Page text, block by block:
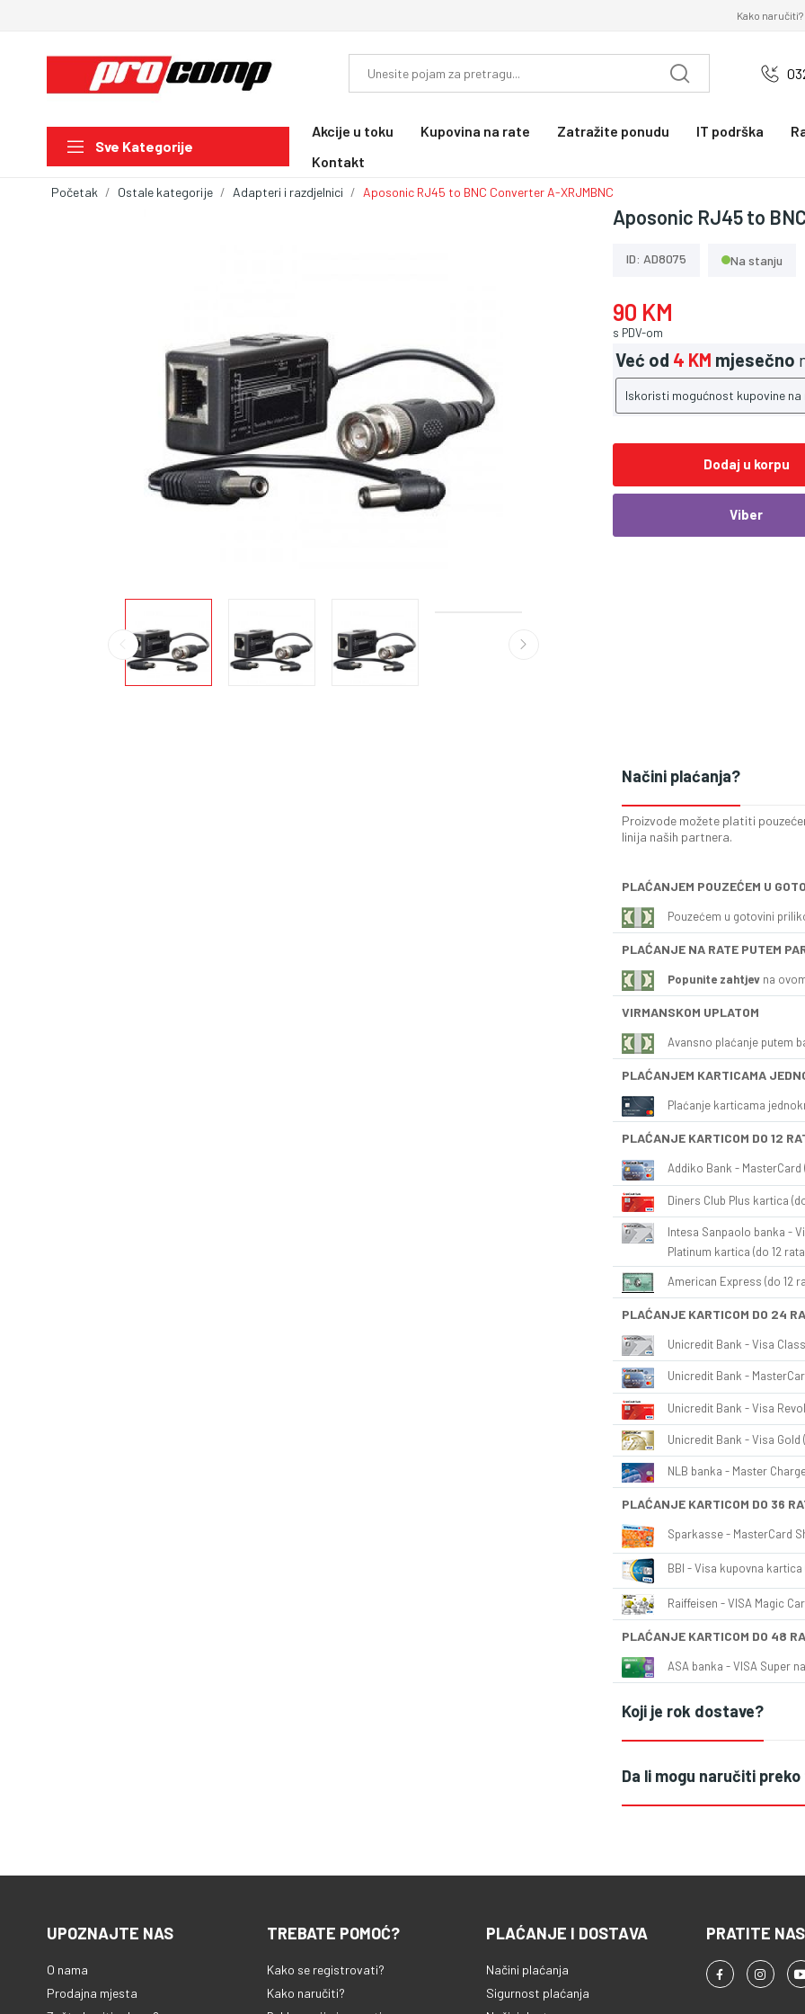
Kako naručiti?
Sve Kategorije
Akcije u toku Kupovina na rate Zatražite ponudu IT podrška
Kontakt
Početak Ostale kategorije Adapteri i razdjelnici Aposonic RJ45 to BNC Converter A-XRJMBNC
Aposonic RJ45 to
ID: AD8075 Na stanju
90 KM
s PDV-om
Već od 4 KM mjesečno
Iskoristi mogućnost kupovine
Dodaj u korpu
Viber
Načini plaćanja?
Proizvode možete platiti
linija naših partnera.
PLAĆANJEM POUZEĆEM U
Pouzećem u gotovini
PLAĆANJE NA RATE PUTEM
Popunite zahtjev na
VIRMANSKOM UPLATOM
Avansno plaćanje putem
PLAĆANJEM KARTICAMA
Plaćanje karticama
PLAĆANJE KARTICOM DO 12
Addiko Bank - MasterCard
Diners Club Plus kartica
Intesa Sanpaolo banka -
Platinum kartica (do 12
American Express (do 12
PLAĆANJE KARTICOM DO 24
Unicredit Bank - Visa
Unicredit Bank -
Unicredit Bank - Visa
Unicredit Bank - Visa Gold
NLB banka - Master
PLAĆANJE KARTICOM DO 36
Sparkasse - MasterCard
BBI - Visa kupovna kartica
Raiffeisen - VISA Magic
PLAĆANJE KARTICOM DO 48
ASA banka - VISA Super
Koji je rok dostave?
Da li mogu naručiti
UPOZNAJTE NAS
O nama
Prodajna mjesta
TREBATE POMOĆ?
Kako se registrovati?
Kako naručiti?
PLAĆANJE I DOSTAVA
Načini plaćanja
Sigurnost plaćanja
PRATITE NAS